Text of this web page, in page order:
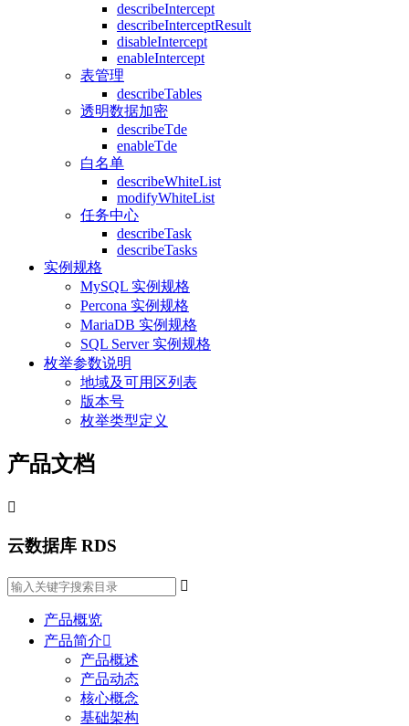
describeIntercept
describeInterceptResult
disableIntercept
enableIntercept
表管理
describeTables
透明数据加密
describeTde
enableTde
白名单
describeWhiteList
modifyWhiteList
任务中心
describeTask
describeTasks
实例规格
MySQL 实例规格
Percona 实例规格
MariaDB 实例规格
SQL Server 实例规格
枚举参数说明
地域及可用区列表
版本号
枚举类型定义
产品文档

云数据库 RDS

产品概览
产品简介
产品概述
产品动态
核心概念
基础架构